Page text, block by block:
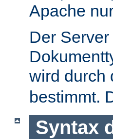
Apache
Der
wird durch
bestimmt.
Syntax